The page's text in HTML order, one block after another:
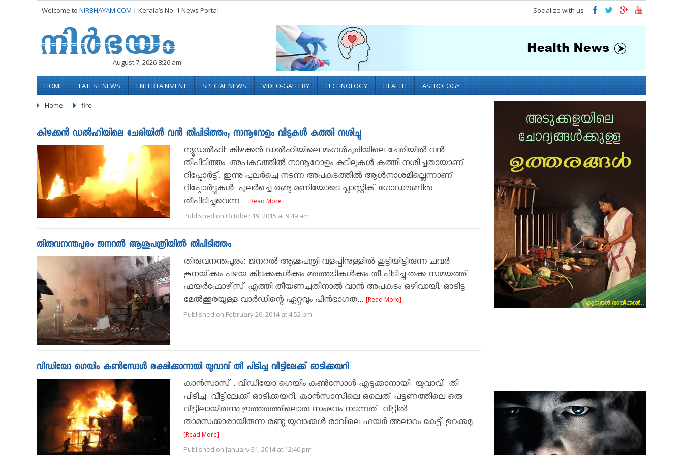
Welcome to NIRBHAYAM.COM | Kerala’s No. 1 News Portal Socialize with us
August 7, 2026 8:26 am
HOME LATEST NEWS ENTERTAINMENT SPECIAL NEWS VIDEO-GALLERY TECHNOLOGY HEALTH ASTROLOGY
Home fire
കിഴക്കൻ ഡൽഹിയിലെ ചേരിയിൽ വൻ തീപിടിത്തം; നാനൂറോളം വീടുകൾ കത്തി നശിച്ചു
ന്യൂഡൽഹി: കിഴക്കൻ ഡൽഹിയിലെ മംഗൾപുരിയിലെ ചേരിയിൽ വൻ
തീപിടിത്തം. അപകടത്തിൽ നാനൂറോളം കുടിലുകൾ കത്തി നശിച്ചതായാണ്
റിപ്പോർട്ട്. ഇന്നു പുലർച്ചെ നടന്ന അപകടത്തിൽ ആൾനാശമില്ലെന്നാണ്
റിപ്പോർട്ടുകൾ. പുലർച്ചെ രണ്ടു മണിയോടെ പ്ലാസ്റ്റിക് ഗോഡൗണിനു
തീപിടിച്ചുവെന്ന... [Read More]
Published on October 19, 2015 at 9:49 am
തിരുവനന്തപുരം ജനറൽ ആശുപത്രിയിൽ തീപിടിത്തം
തിരുവനന്തപുരം: ജനറല്‍ ആശുപത്രി വളപ്പിനുള്ളില്‍ കൂട്ടിയിട്ടിരുന്ന ചവര്‍
കൂനയ്‌ക്കും പഴയ കിടക്കകള്‍ക്കും മരത്തടികള്‍ക്കും തീ പിടിച്ചു.തക്ക സമയത്ത്
ഫയര്‍ഫോഴ്‌സ് എത്തി തീയണച്ചതിനാൽ വാൻ അപകടം ഒഴിവായി. ഓടിട്ട
മേല്‍ക്കൂരയുള്ള വാര്‍ഡിന്റെ ഏറ്റവും പിന്‍ഭാഗത... [Read More]
Published on February 20, 2014 at 4:52 pm
വീഡിയോ ഗെയിം കണ്‍സോള്‍ രക്ഷിക്കാനായി യുവാവ് തീ പിടിച്ച വീട്ടിലേക്ക് ഓടിക്കയറി
കാന്‍സാസ് : വീഡിയോ ഗെയിം കണ്‍സോള്‍ എടുക്കാനായി യുവാവ് തീ
പിടിച്ച വീട്ടിലേക്ക് ഓടിക്കയറി. കാന്‍സാസിലെ ഒലെത് പട്ടണത്തിലെ ഒരു
വീട്ടിലായിരുന്നു ഇത്തരത്തിലൊരു സംഭവം നടന്നത്. വീട്ടില്‍
താമസക്കാരായിരുന്ന രണ്ടു യുവാക്കള്‍ രാവിലെ ഫയര്‍ അലാറം കേട്ട് ഉറക്കമു...
[Read More]
Published on January 31, 2014 at 12:40 pm